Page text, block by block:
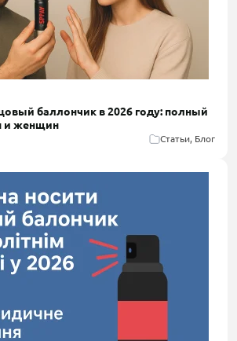
баллончик в 2026 году: полный
и женщин
Статьи, Блог